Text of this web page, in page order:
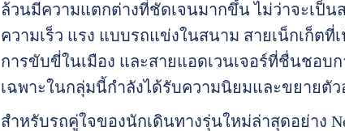
ล้วนมีความแตกต่างที่ชัดเจนมากขึ้น ไม่ว่าจะเป็
ความเร็ว แรง แบบรถแข่งในสนาม สายเน็กเก็ตที่
การขับขี่ในเมือง และสายแอดเวนเจอร์ที่ชื่นชอบ
เฉพาะในกลุ่มนี้กำลังได้รับความนิยมและขยายตัว
สำหรับรถคู่ใจของนักเดินทางรุ่นใหม่ล่าสุดอย่าง